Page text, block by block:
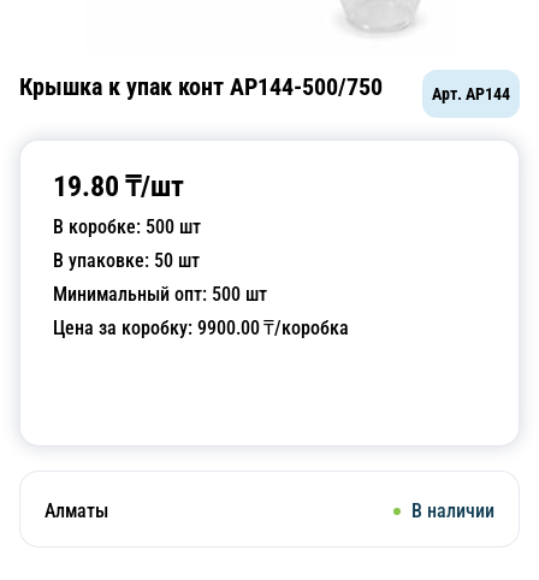
Крышка к упак конт AP144-500/750 Арт. AP144
19.80 ₸/шт
В коробке: 500 шт
В упаковке: 50 шт
Минимальный опт: 500 шт
Цена за коробку: 9900.00₸/коробка
Алматы В наличии